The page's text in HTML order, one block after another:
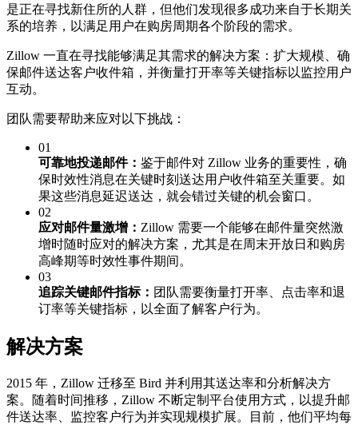
是正在寻找新住所的人群，但他们发现很多成功来自于长期关
系的培养，以满足用户在购房周期各个阶段的需求。
Zillow 一直在寻找能够满足其需求的解决方案：扩大规模、确
保邮件送达客户收件箱，并衡量打开率等关键指标以监控用户
互动。
团队需要帮助来应对以下挑战：
01
可靠地投递邮件： 鉴于邮件对 Zillow 业务的重要性，确
保时效性消息在关键时刻送达用户收件箱至关重要。如
果这些消息延迟送达，就会错过关键的机会窗口。
02
应对邮件量激增： Zillow 需要一个能够在邮件量突然激
增时随时应对的解决方案，尤其是在周末开放日和购房
高峰期等时效性事件期间。
03
追踪关键邮件指标： 团队需要衡量打开率、点击率和退
订率等关键指标，以全面了解客户行为。
解决方案
2015 年，Zillow 迁移至 Bird 并利用其送达率和分析解决方
案。随着时间推移，Zillow 不断定制平台使用方式，以提升邮
件送达率、监控客户行为并实现规模扩展。目前，他们平均每